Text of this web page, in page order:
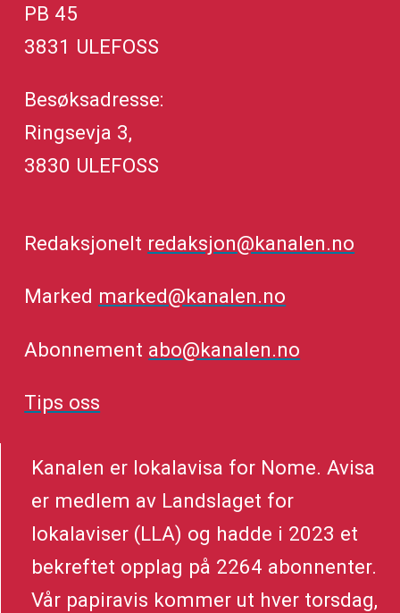
PB 45
3831 ULEFOSS
Besøksadresse:
Ringsevja 3,
3830 ULEFOSS
Redaksjonelt redaksjon@kanalen.no
Marked marked@kanalen.no
Abonnement abo@kanalen.no
Tips oss
Kanalen er lokalavisa for Nome. Avisa
er medlem av Landslaget for
lokalaviser (LLA) og hadde i 2023 et
bekreftet opplag på 2264 abonnenter.
Vår papiravis kommer ut hver torsdag,